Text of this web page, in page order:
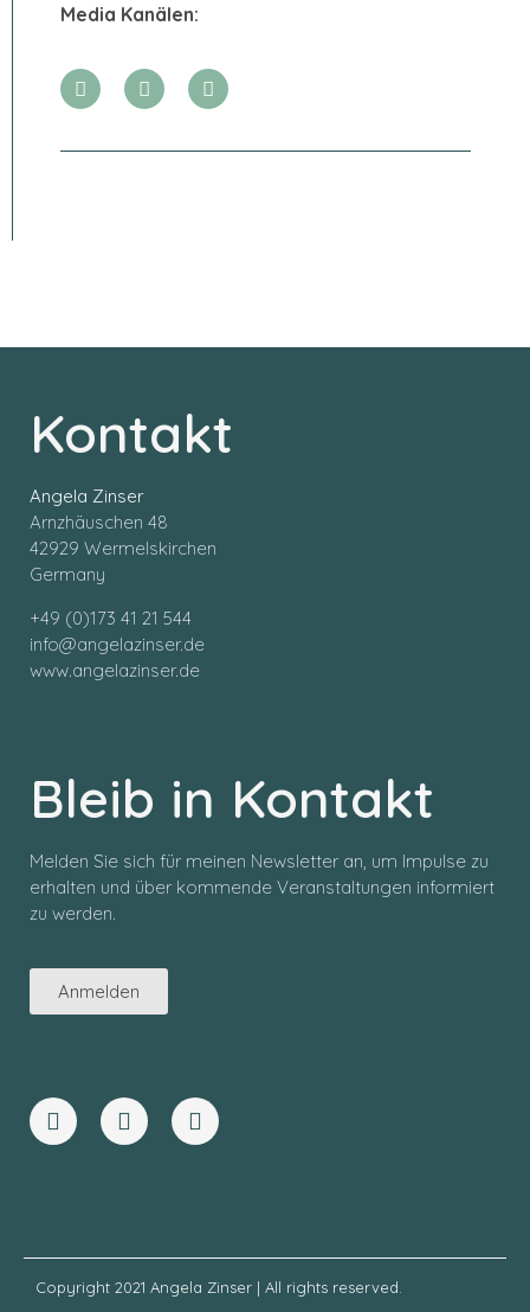
Media Kanälen:
Kontakt
Angela Zinser
Arnzhäuschen 48
42929 Wermelskirchen
Germany
+49 (0)173 41 21 544
info@angelazinser.de
www.angelazinser.de
Bleib in Kontakt
Melden Sie sich für meinen Newsletter an, um Impulse zu
erhalten und über kommende Veranstaltungen informiert
zu werden.
Anmelden
Copyright 2021 Angela Zinser | All rights reserved.